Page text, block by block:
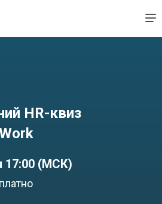
HR-квиз
17:00 (МСК)